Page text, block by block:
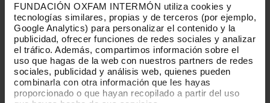
FUNDACIÓN OXFAM INTERMÓN utiliza cookies y
tecnologías similares, propias y de terceros (por ejemplo,
Google Analytics) para personalizar el contenido y la
publicidad, ofrecer funciones de redes sociales y analizar
el tráfico. Además, compartimos información sobre el
uso que hagas de la web con nuestros partners de redes
sociales, publicidad y análisis web, quienes pueden
combinarla con otra información que les hayas
proporcionado o que hayan recopilado a partir del uso
01.12.2025